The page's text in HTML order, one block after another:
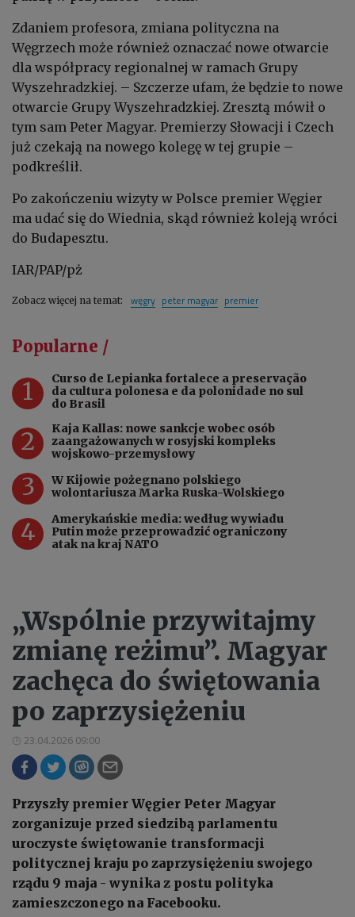
Zdaniem profesora, zmiana polityczna na
Węgrzech może również oznaczać nowe otwarcie
dla współpracy regionalnej w ramach Grupy
Wyszehradzkiej. – Szczerze ufam, że będzie to nowe
otwarcie Grupy Wyszehradzkiej. Zresztą mówił o
tym sam Peter Magyar. Premierzy Słowacji i Czech
już czekają na nowego kolegę w tej grupie –
podkreślił.
Po zakończeniu wizyty w Polsce premier Węgier
ma udać się do Wiednia, skąd również koleją wróci
do Budapesztu.
IAR/PAP/pż
Zobacz więcej na temat: węgry peter magyar premier
Popularne /
1
Curso de Lepianka fortalece a preservação
da cultura polonesa e da polonidade no sul
do Brasil
2
Kaja Kallas: nowe sankcje wobec osób
zaangażowanych w rosyjski kompleks
wojskowo-przemysłowy
3
W Kijowie pożegnano polskiego
wolontariusza Marka Ruska-Wolskiego
4
Amerykańskie media: według wywiadu
Putin może przeprowadzić ograniczony
atak na kraj NATO
„Wspólnie przywitajmy
zmianę reżimu”. Magyar
zachęca do świętowania
po zaprzysiężeniu
23.04.2026 09:00
Przyszły premier Węgier Peter Magyar
zorganizuje przed siedzibą parlamentu
uroczyste świętowanie transformacji
politycznej kraju po zaprzysiężeniu swojego
rządu 9 maja - wynika z postu polityka
zamieszczonego na Facebooku.